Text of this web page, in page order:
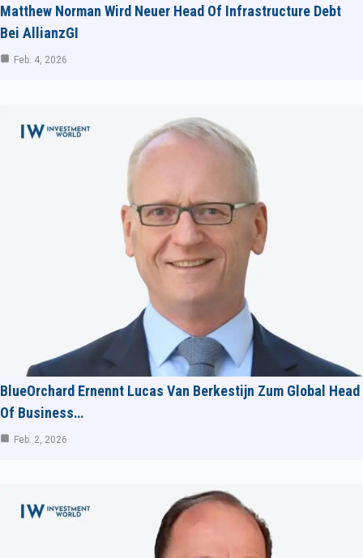
Matthew Norman Wird Neuer Head Of Infrastructure Debt
Bei AllianzGI
Feb. 4, 2026
BlueOrchard Ernennt Lucas Van Berkestijn Zum Global Head
Of Business…
Feb. 2, 2026